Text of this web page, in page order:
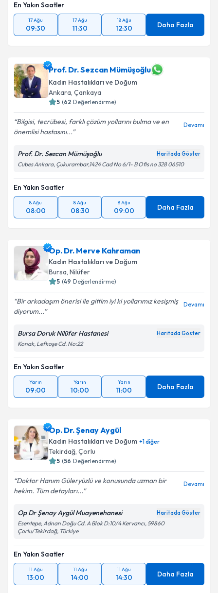
En Yakın Saatler
17 Ağu
09:30
17 Ağu
11:30
18 Ağu
12:30 Daha Fazla
Prof. Dr. Sezcan Mümüşoğlu
Kadın Hastalıkları ve Doğum
Ankara, Çankaya
5 (62 Değerlendirme)
Bilgisi, tecrübesi, farklı çözüm yollarını bulma ve en
önemlisi hastasını...
Devamı
Prof. Dr. Sezcan Mümüşoğlu Haritada Göster
Cubes Ankara, Çukurambar,1424 Cad No 6/1- B Ofis no 328 06510
En Yakın Saatler
8 Ağu
08:00
8 Ağu
08:30
8 Ağu
09:00 Daha Fazla
Op. Dr. Merve Kahraman
Kadın Hastalıkları ve Doğum
Bursa, Nilüfer
5 (49 Değerlendirme)
Bir arkadaşım önerisi ile gittim iyi ki yollarımız kesişmiş
diyorum...
Devamı
Bursa Doruk Nilüfer Hastanesi Haritada Göster
Konak, Lefkoşe Cd. No:22
En Yakın Saatler
Yarın
09:00
Yarın
10:00
Yarın
11:00 Daha Fazla
Op. Dr. Şenay Aygül
Kadın Hastalıkları ve Doğum +1diğer
Tekirdağ, Çorlu
5 (56 Değerlendirme)
Doktor Hanım Güleryüzlü ve konusunda uzman bir
hekim. Tüm detayları...
Devamı
Op Dr Şenay Aygül Muayenehanesi Haritada Göster
Esentepe, Adnan Doğu Cd. A Blok D:10/4 Kervancı, 59860
Çorlu/Tekirdağ, Türkiye
En Yakın Saatler
11 Ağu
13:00
11 Ağu
14:00
11 Ağu
14:30 Daha Fazla